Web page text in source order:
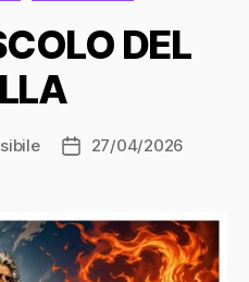
DEL
Data27/04/2026